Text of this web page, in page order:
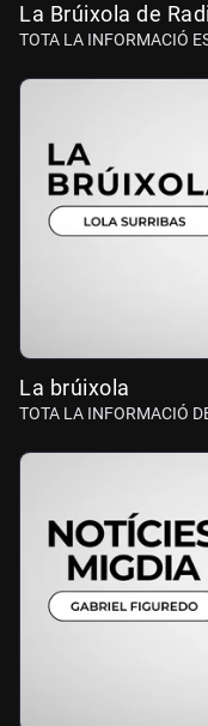
La Brúixola de
TOTA LA INFORMACIÓ
La brúixola
TOTA LA INFORMACIÓ